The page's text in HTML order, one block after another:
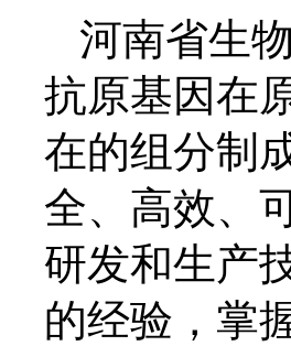
河南省生
抗原基因在
在的组分制
全、高效、
研发和生产
的经验， 掌